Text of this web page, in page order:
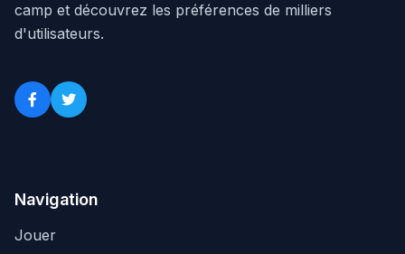
camp et découvrez les préférences de milliers
d'utilisateurs.
Navigation
Jouer